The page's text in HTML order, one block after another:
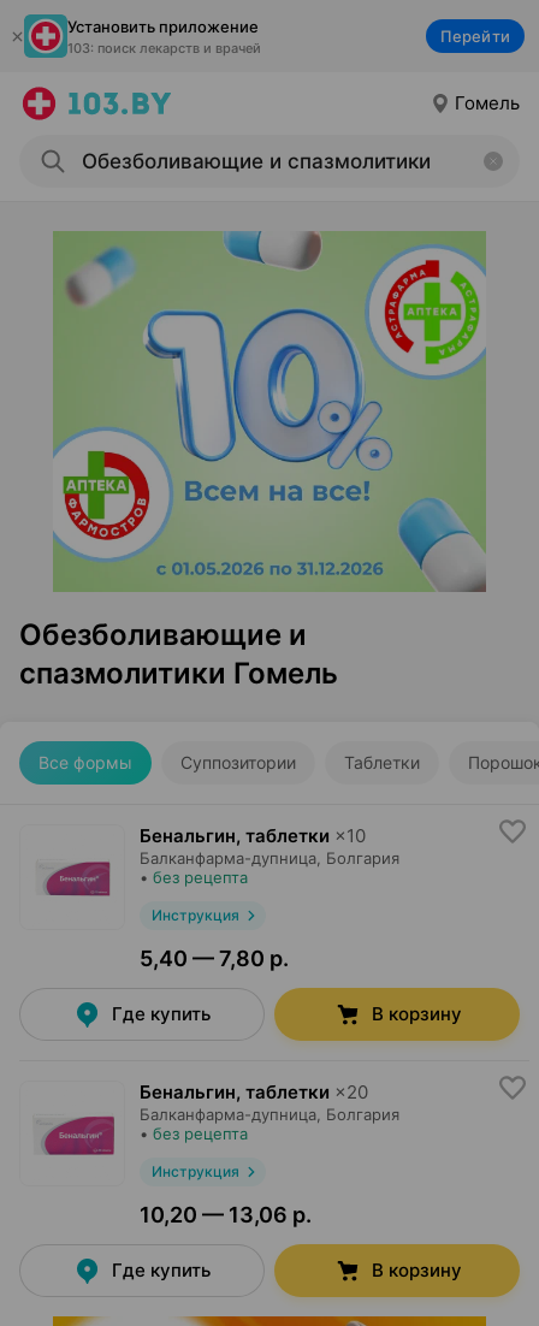
Установить приложение
103: поиск лекарств и врачей
Перейти
Гомель
Обезболивающие и
спазмолитики Гомель
Все формы Суппозитории Таблетки
Бенальгин, таблетки ×10
Балканфарма-дупница , Болгария
• без рецепта
Инструкция
5,40 — 7,80 р.
Где купить В корзину
Бенальгин, таблетки ×20
Балканфарма-дупница , Болгария
• без рецепта
Инструкция
10,20 — 13,06 р.
Где купить В корзину